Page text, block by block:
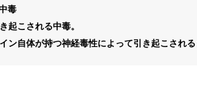
毒
起こされる中毒。
ン自体が持つ神経毒性によって引き起こされる